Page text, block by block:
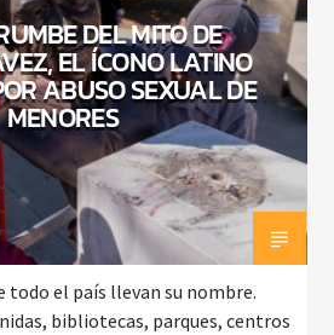
DEL MITO DE
EL ÍCONO LATINO
ABUSO SEXUAL DE
MENORES
todo el país llevan su nombre.
bibliotecas, parques, centros